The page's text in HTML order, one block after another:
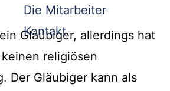
Die Mitarbeiter
Kontakt
Gläubiger, allerdings hat
religiösen
Der Gläubiger kann als